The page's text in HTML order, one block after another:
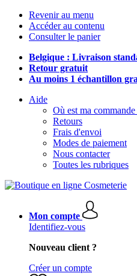
Revenir au menu
Accéder au contenu
Consulter le panier
Belgique : Livraison
Retour gratuit
Au moins 1 échantillon
Aide
Où est ma commande
Retours
Frais d'envoi
Modes de paiement
Nous contacter
Toutes les rubriques
Mon compte
Identifiez-vous
Nouveau client ?
Créer un compte